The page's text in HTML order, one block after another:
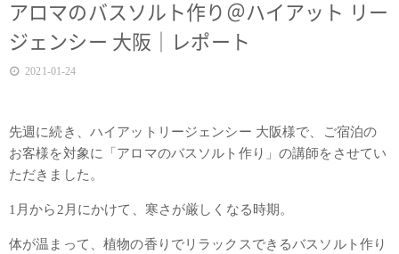
アロマのバスソルト作り＠ハイアット リー
ジェンシー 大阪｜レポート
2021-01-24
先週に続き、ハイアットリージェンシー 大阪様で、ご宿泊の
お客様を対象に「アロマのバスソルト作り」の講師をさせてい
ただきました。
1月から2月にかけて、寒さが厳しくなる時期。
体が温まって、植物の香りでリラックスできるバスソルト作り